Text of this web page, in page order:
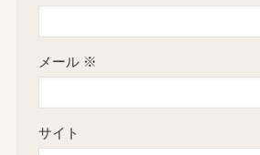
メール ※
サイト